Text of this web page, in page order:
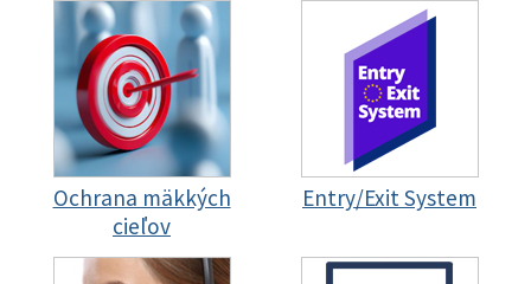
Ochrana mäkkých
cieľov
Entry/Exit System